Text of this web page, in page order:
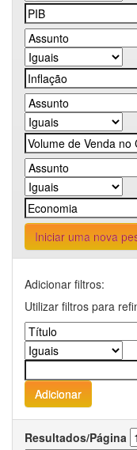
Iniciar uma nova
Adicionar filtros:
Utilizar filtros para
Resultados/Página